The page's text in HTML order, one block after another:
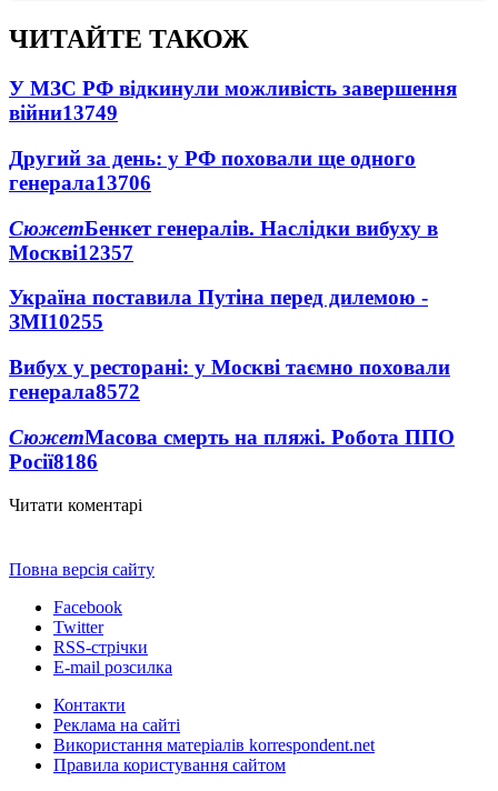
ЧИТАЙТЕ ТАКОЖ
У МЗС РФ відкинули можливість завершення
війни13749
Другий за день: у РФ поховали ще одного
генерала13706
СюжетБенкет генералів. Наслідки вибуху в
Москві12357
Україна поставила Путіна перед дилемою -
ЗМІ10255
Вибух у ресторані: у Москві таємно поховали
генерала8572
СюжетМасова смерть на пляжі. Робота ППО
Росії8186
Читати коментарі
Повна версія сайту
Facebook
Twitter
RSS-стрічки
E-mail розсилка
Контакти
Реклама на сайті
Використання матеріалів korrespondent.net
Правила користування сайтом